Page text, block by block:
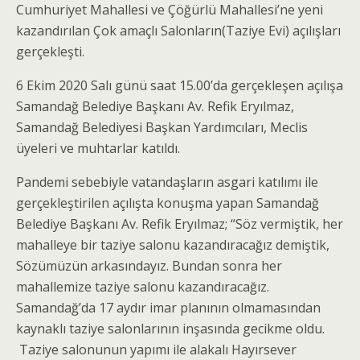
Cumhuriyet Mahallesi ve Çöğürlü Mahallesi’ne yeni
kazandırılan Çok amaçlı Salonların(Taziye Evi) açılışları
gerçekleşti.
6 Ekim 2020 Salı günü saat 15.00’da gerçekleşen açılışa
Samandağ Belediye Başkanı Av. Refik Eryılmaz,
Samandağ Belediyesi Başkan Yardımcıları, Meclis
üyeleri ve muhtarlar katıldı.
Pandemi sebebiyle vatandaşların asgari katılımı ile
gerçekleştirilen açılışta konuşma yapan Samandağ
Belediye Başkanı Av. Refik Eryılmaz; “Söz vermiştik, her
mahalleye bir taziye salonu kazandıracağız demiştik,
Sözümüzün arkasındayız. Bundan sonra her
mahallemize taziye salonu kazandıracağız.
Samandağ’da 17 aydır imar planının olmamasından
kaynaklı taziye salonlarının inşasında gecikme oldu.
Taziye salonunun yapımı ile alakalı Hayırsever